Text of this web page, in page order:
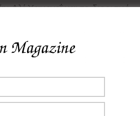
Αλί Χαμενεΐ και το διορισμό
και πολιτικού ηγέτη.
του, ανακοίνωσε με
για το θάνατο Λαριτζανί.